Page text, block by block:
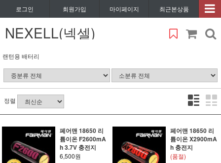
로그인 회원가입 마이페이지 최근본상품
NEXELL(넥셀)
랜턴용 배터리
정렬
페어맨 18650 리
튬이온 F2600mA
h 3.7V 충전지
6,500원
페어맨 18650 리
튬이온 X2900mA
h 충전지
(품절)